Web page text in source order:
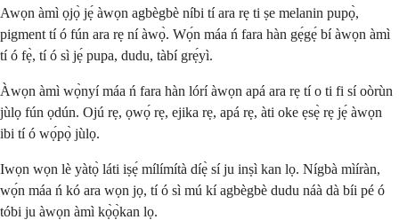
Awọn àmì ọjọ̀ jẹ́ àwọn agbègbè níbi tí ara rẹ ti ṣe melanin pupọ̀,
pigment tí ó fún ara rẹ ní àwọ̀. Wọ́n máa ń fara hàn gẹ́gẹ́ bí àwọn àmì
tí ó fẹ̀, tí ó sì jẹ́ pupa, dudu, tàbí grẹ́yì.
Àwọn àmì wọ̀nyí máa ń fara hàn lórí àwọn apá ara rẹ tí o ti fi sí oòrùn
jùlọ fún ọdún. Ojú rẹ, ọwọ́ rẹ, ejika rẹ, apá rẹ, àti oke ẹsẹ̀ rẹ jẹ́ àwọn
ibi tí ó wọ́pọ̀ jùlọ.
Iwọn wọn lè yàtọ̀ láti iṣẹ́ mílímítà díẹ̀ sí ju inṣì kan lọ. Nígbà mìíràn,
wọ́n máa ń kó ara wọn jọ, tí ó sì mú kí agbègbè dudu náà dà bíi pé ó
tóbi ju àwọn àmì kọ̀ọ̀kan lọ.